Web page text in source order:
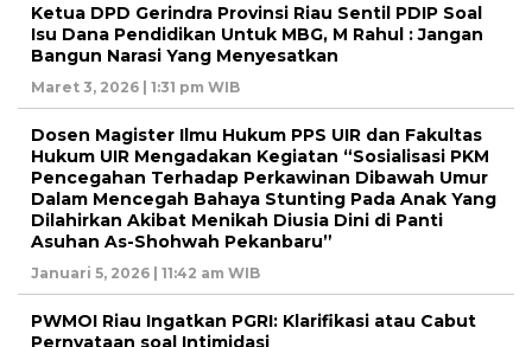
Ketua DPD Gerindra Provinsi Riau Sentil PDIP Soal
Isu Dana Pendidikan Untuk MBG, M Rahul : Jangan
Bangun Narasi Yang Menyesatkan
Maret 3, 2026 | 1:31 pm WIB
Dosen Magister Ilmu Hukum PPS UIR dan Fakultas
Hukum UIR Mengadakan Kegiatan “Sosialisasi PKM
Pencegahan Terhadap Perkawinan Dibawah Umur
Dalam Mencegah Bahaya Stunting Pada Anak Yang
Dilahirkan Akibat Menikah Diusia Dini di Panti
Asuhan As-Shohwah Pekanbaru”
Januari 5, 2026 | 11:42 am WIB
PWMOI Riau Ingatkan PGRI: Klarifikasi atau Cabut
Pernyataan soal Intimidasi